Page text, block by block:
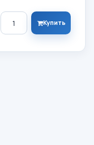
Количество
Купить